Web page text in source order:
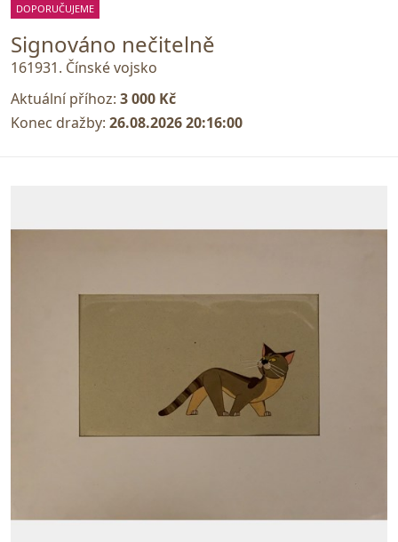
DOPORUČUJEME
Signováno nečitelně
161931. Čínské vojsko
Aktuální příhoz: 3 000 Kč
Konec dražby: 26.08.2026 20:16:00